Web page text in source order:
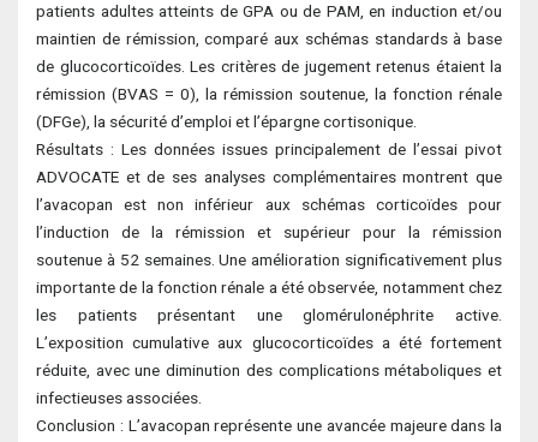
patients adultes atteints de GPA ou de PAM, en induction et/ou
maintien de rémission, comparé aux schémas standards à base
de glucocorticoïdes. Les critères de jugement retenus étaient la
rémission (BVAS = 0), la rémission soutenue, la fonction rénale
(DFGe), la sécurité d’emploi et l’épargne cortisonique.
Résultats : Les données issues principalement de l’essai pivot
ADVOCATE et de ses analyses complémentaires montrent que
l’avacopan est non inférieur aux schémas corticoïdes pour
l’induction de la rémission et supérieur pour la rémission
soutenue à 52 semaines. Une amélioration significativement plus
importante de la fonction rénale a été observée, notamment chez
les patients présentant une glomérulonéphrite active.
L’exposition cumulative aux glucocorticoïdes a été fortement
réduite, avec une diminution des complications métaboliques et
infectieuses associées.
Conclusion : L’avacopan représente une avancée majeure dans la